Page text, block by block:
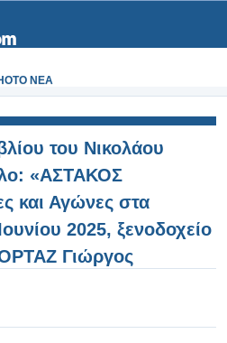
NEA
του Νικολάου
«ΑΣΤΑΚΟΣ
και Αγώνες στα
2025, ξενοδοχείο
Γιώργος
4 από 99